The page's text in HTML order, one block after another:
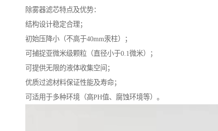
除雾器滤芯特点及优势：
结构设计稳定合理；
初始压降小（不高于40mm汞柱）；
可捕捉亚微米级颗粒（直径小于0.1微米）；
可提供无限的液体收集空间；
优质过滤材料保证性能及寿命；
可适用于多种环境（高PH值、腐蚀环境等）。